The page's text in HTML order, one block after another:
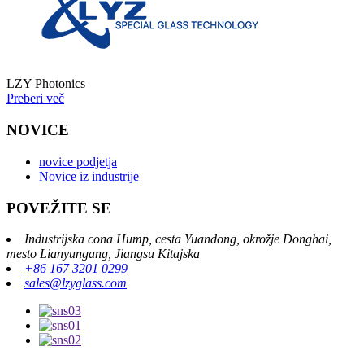
LZY Photonics
Preberi več
NOVICE
novice podjetja
Novice iz industrije
POVEŽITE SE
Industrijska cona Hump, cesta Yuandong, okrožje Donghai,
mesto Lianyungang, Jiangsu Kitajska
+86 167 3201 0299
sales@lzyglass.com